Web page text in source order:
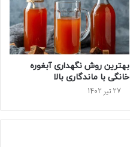
بهترین روش نگهداری آبغوره
خانگی با ماندگاری بالا
27 تیر 1402